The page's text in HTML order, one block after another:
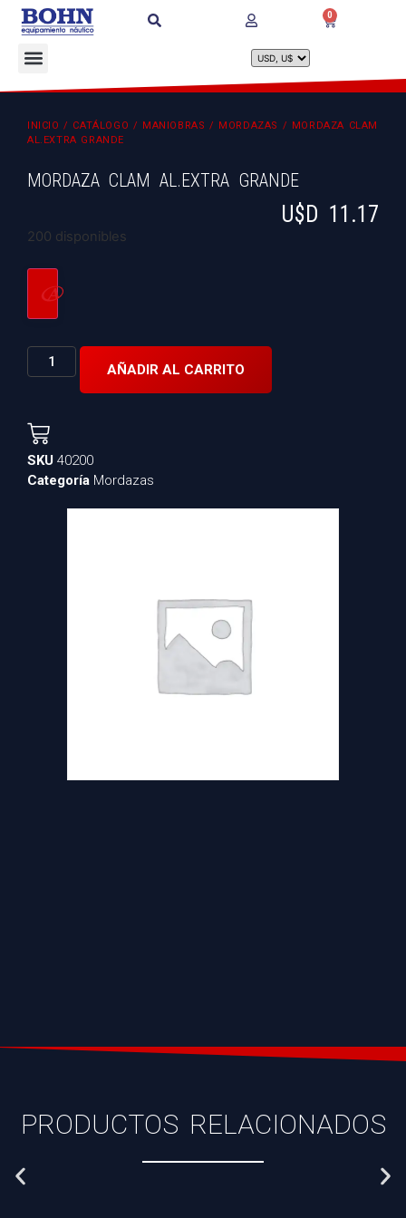
0
INICIO / CATÁLOGO / MANIOBRAS / MORDAZAS / MORDAZA CLAM
AL.EXTRA GRANDE
MORDAZA CLAM AL.EXTRA GRANDE
U$D 11.17
200 disponibles
AÑADIR AL CARRITO
SKU 40200
Categoría Mordazas
PRODUCTOS RELACIONADOS